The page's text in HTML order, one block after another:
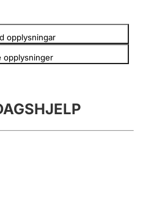
opplysningar
opplysninger